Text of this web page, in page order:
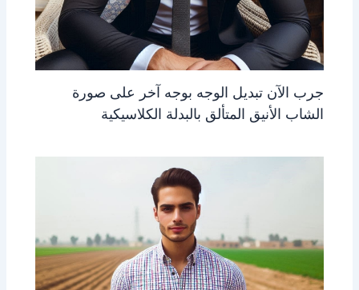
جرب الآن تبديل الوجه بوجه آخر على صورة
الشاب الأنيق المتألق بالبدلة الكلاسيكية